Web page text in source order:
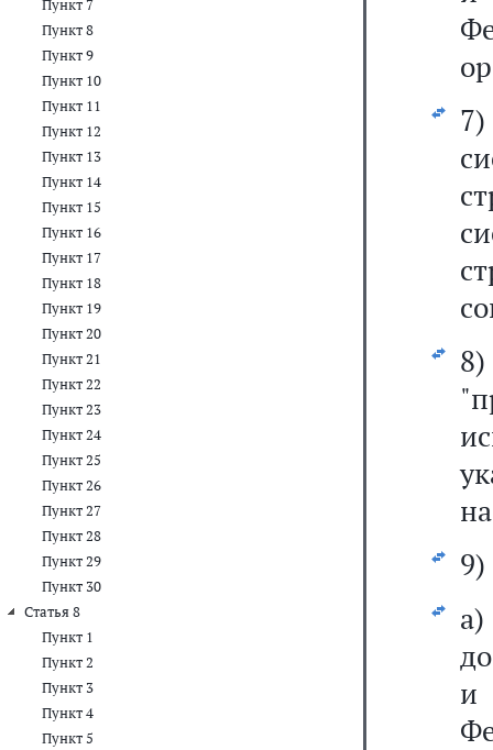
Пункт 7
Пункт 8
Пункт 9
Пункт 10
Пункт 11
Пункт 12
Пункт 13
Пункт 14
Пункт 15
Пункт 16
Пункт 17
Пункт 18
Пункт 19
Пункт 20
Пункт 21
Пункт 22
Пункт 23
Пункт 24
Пункт 25
Пункт 26
Пункт 27
Пункт 28
Пункт 29
Пункт 30
Статья 8
Пункт 1
Пункт 2
Пункт 3
Пункт 4
Пункт 5
и